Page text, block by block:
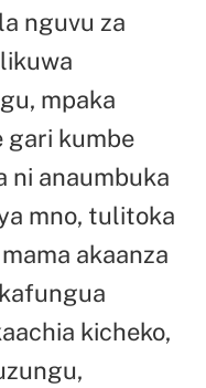
nguvu za
mpaka
gari kumbe
ni anaumbuka
mno, tulitoka
akaanza
kicheko,